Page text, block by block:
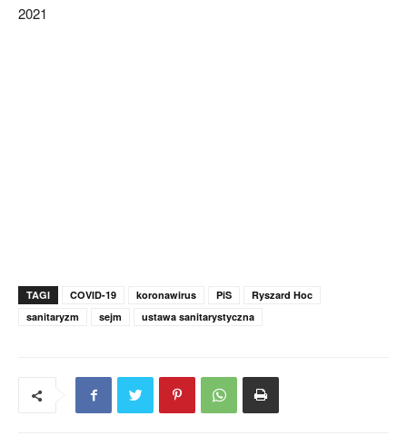
2021
TAGI COVID-19 koronawirus PiS
Ryszard Hoc
sanitaryzm
sejm ustawa sanitarystyczna